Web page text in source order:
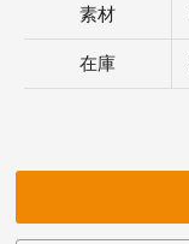
素材
在庫